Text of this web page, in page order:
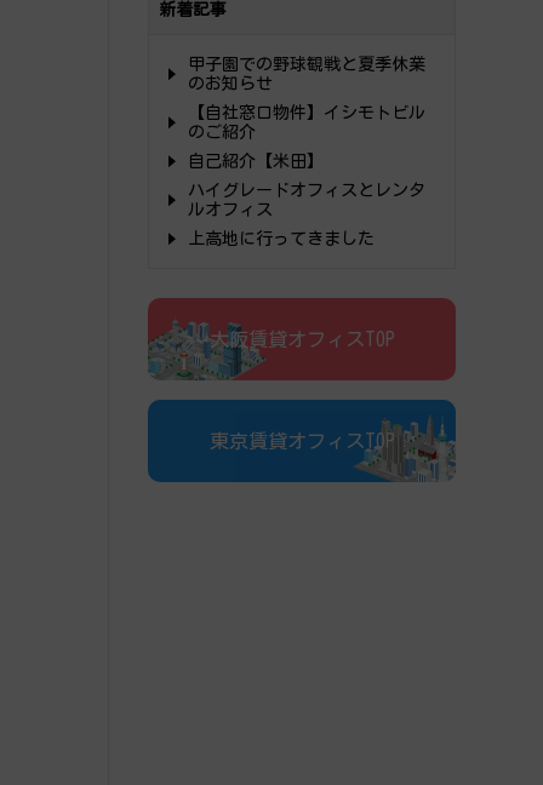
新着記事
甲子園での野球観戦と夏季休業
のお知らせ
【自社窓口物件】イシモトビル
のご紹介
自己紹介【米田】
ハイグレードオフィスとレンタ
ルオフィス
上高地に行ってきました
大阪賃貸オフィスTOP
東京賃貸オフィスTOP